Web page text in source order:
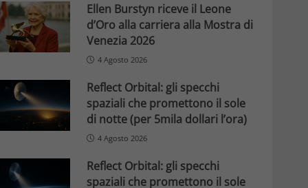
Ellen Burstyn riceve il Leone
d’Oro alla carriera alla Mostra di
Venezia 2026
4 Agosto 2026
Reflect Orbital: gli specchi
spaziali che promettono il sole
di notte (per 5mila dollari l’ora)
4 Agosto 2026
Reflect Orbital: gli specchi
spaziali che promettono il sole